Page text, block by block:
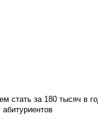
стать за 180 тысяч в